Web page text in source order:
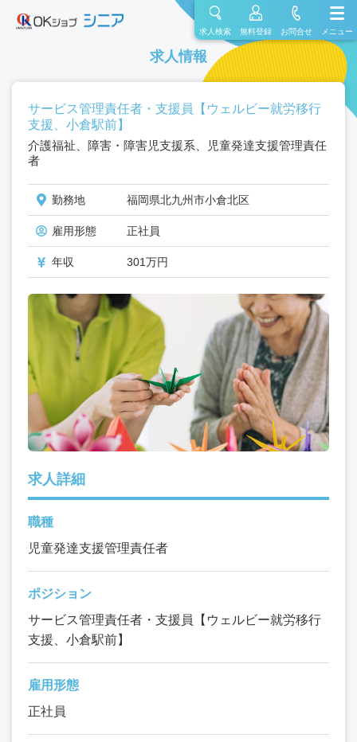
求人検索 無料登録 お問合せ メニュー
求人情報
サービス管理責任者・支援員【ウェルビー就労移行
支援、小倉駅前】
介護福祉、障害・障害児支援系、児童発達支援管理責任
者
勤務地 福岡県北九州市小倉北区
雇用形態 正社員
年収 301万円
求人詳細
職種
児童発達支援管理責任者
ポジション
サービス管理責任者・支援員【ウェルビー就労移行
支援、小倉駅前】
雇用形態
正社員